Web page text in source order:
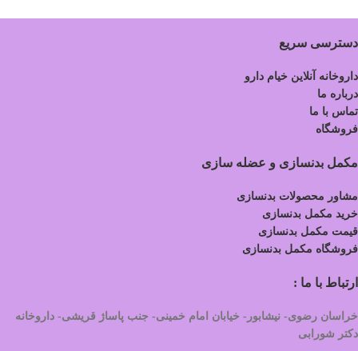
دسترسی سریع
داروخانه آنلاین خیام دارو
درباره ما
تماس با ما
فروشگاه
مکمل بدنسازی و عضله سازی
مشاور محصولات بدنسازی
خرید مکمل بدنسازی
قیمت مکمل بدنسازی
فروشگاه مکمل بدنسازی
ارتباط با ما :
خراسان رضوی- نیشابور- خیابان امام خمینی- جنب پاساژ قریشی- داروخانه
دکتر شورابی